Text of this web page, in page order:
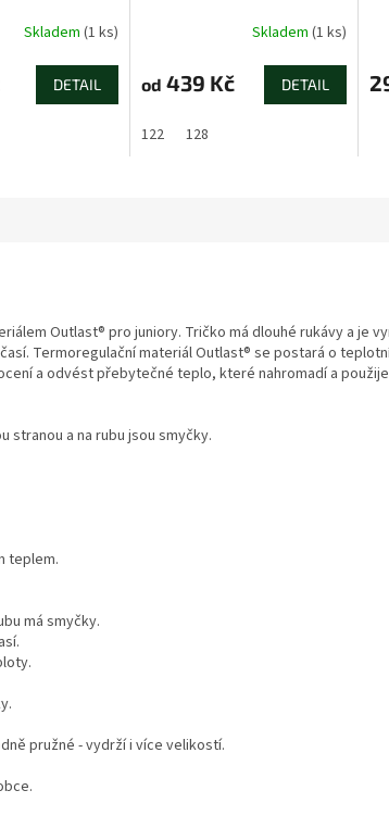
Skladem (1 ks)
DETAIL
Skladem(1 ks)
od 439 Kč DETAIL
122 128
Outlast® pro juniory. Tričko má dlouhé rukávy a je
Termoregulační materiál Outlast® se postará o
a odvést přebytečné teplo, které nahromadí a
stranou a na rubu jsou smyčky.
teplem.
má smyčky.
pružné - vydrží i více velikostí.